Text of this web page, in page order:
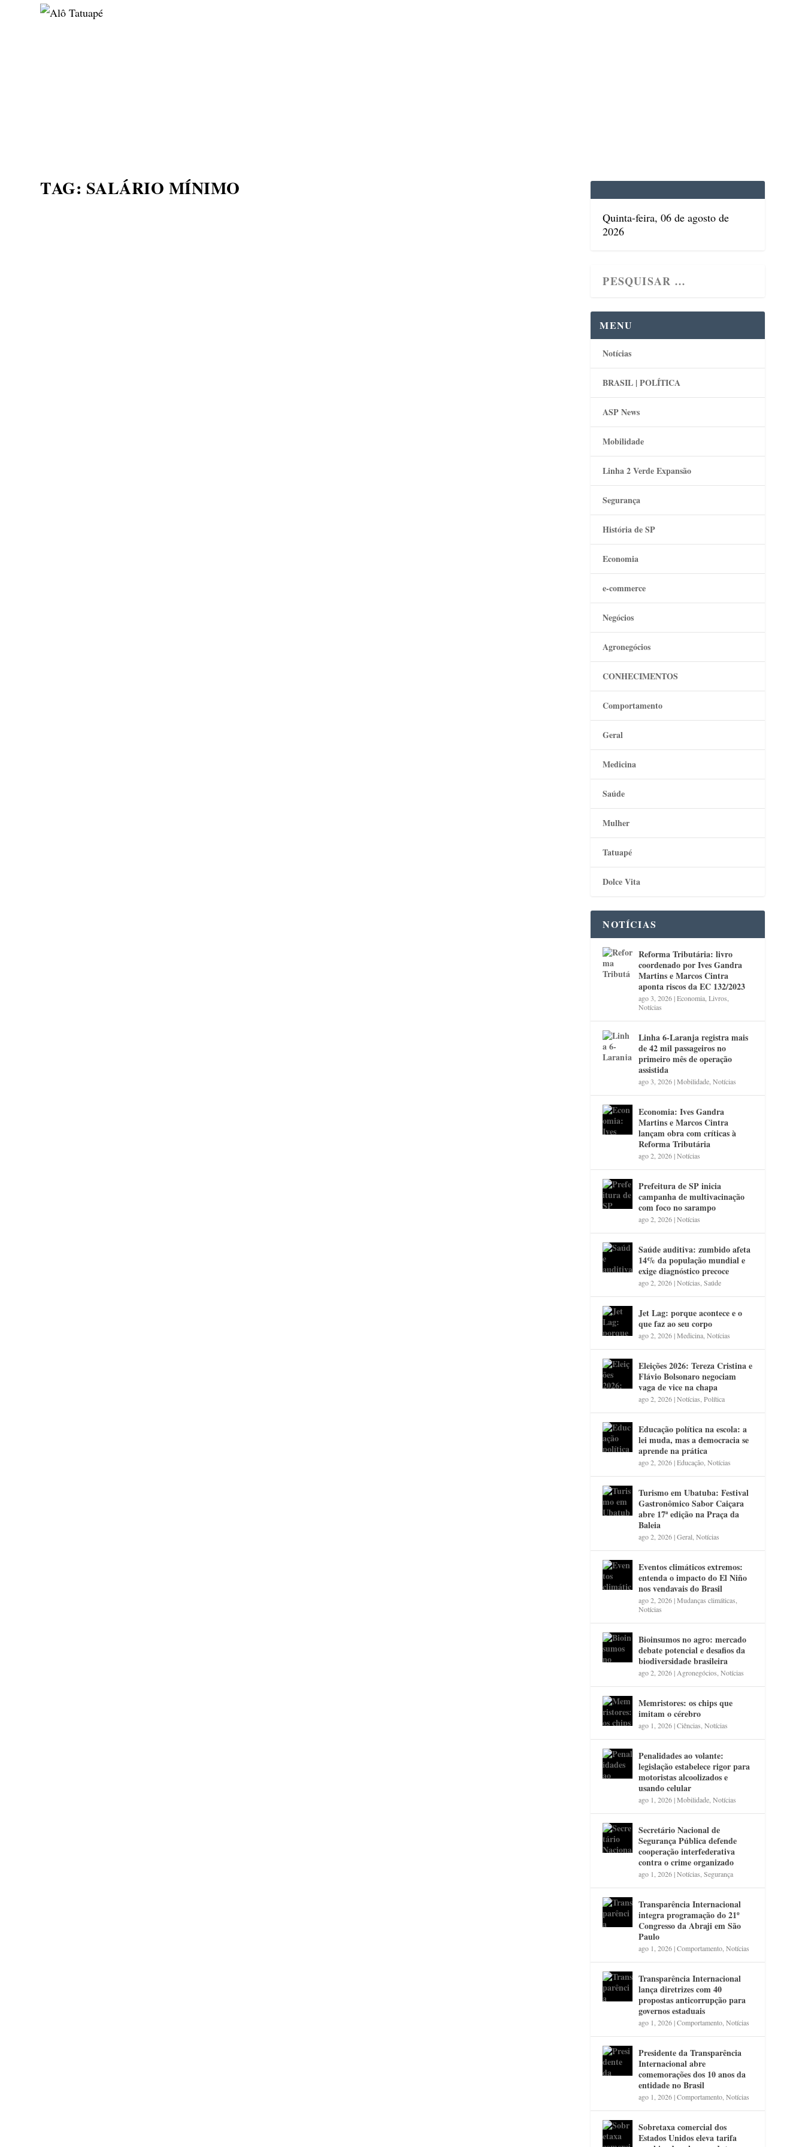
TAG: SALÁRIO MÍNIMO
Quinta-feira, 06 de agosto de
2026
MENU
Notícias
BRASIL | POLÍTICA
ASP News
Mobilidade
Linha 2 Verde Expansão
Segurança
História de SP
Economia
e-commerce
Negócios
Agronegócios
CONHECIMENTOS
Comportamento
Geral
Medicina
Saúde
Mulher
Tatuapé
Dolce Vita
NOTÍCIAS
Reforma Tributária: livro
coordenado por Ives Gandra
Martins e Marcos Cintra
aponta riscos da EC 132/2023
ago 3, 2026|Economia ,Livros
Notícias
Linha 6-Laranja registra mais
de 42 mil passageiros no
primeiro mês de operação
assistida
ago 3, 2026|Mobilidade ,Notícias
Economia: Ives Gandra
Martins e Marcos Cintra
lançam obra com críticas à
Reforma Tributária
ago 2, 2026|Notícias
Prefeitura de SP inicia
campanha de multivacinação
com foco no sarampo
ago 2, 2026|Notícias
Saúde auditiva: zumbido afeta
14% da população mundial e
exige diagnóstico precoce
ago 2, 2026|Notícias ,Saúde
Jet Lag: porque acontece e o
que faz ao seu corpo
ago 2, 2026|Medicina ,Notícias
Eleições 2026: Tereza Cristina e
Flávio Bolsonaro negociam
vaga de vice na chapa
ago 2, 2026|Notícias ,Política
Educação política na escola: a
lei muda, mas a democracia se
aprende na prática
ago 2, 2026|Educação ,Notícias
Turismo em Ubatuba: Festival
Gastronômico Sabor Caiçara
abre 17ª edição na Praça da
Baleia
ago 2, 2026|Geral ,Notícias
Eventos climáticos extremos:
entenda o impacto do El Niño
nos vendavais do Brasil
ago 2, 2026|Mudanças climáticas
Notícias
Bioinsumos no agro: mercado
debate potencial e desafios da
biodiversidade brasileira
ago 2, 2026| Agronegócios ,Notícias
Memristores: os chips que
imitam o cérebro
ago 1, 2026|Ciências ,Notícias
Penalidades ao volante:
legislação estabelece rigor para
motoristas alcoolizados e
usando celular
ago 1, 2026|Mobilidade ,Notícias
Secretário Nacional de
Segurança Pública defende
cooperação interfederativa
contra o crime organizado
ago 1, 2026|Notícias ,Segurança
Transparência Internacional
integra programação do 21º
Congresso da Abraji em São
Paulo
ago 1, 2026|Comportamento ,Notícias
Transparência Internacional
lança diretrizes com 40
propostas anticorrupção para
governos estaduais
ago 1, 2026|Comportamento ,Notícias
Presidente da Transparência
Internacional abre
comemorações dos 10 anos da
entidade no Brasil
ago 1, 2026|Comportamento ,Notícias
Sobretaxa comercial dos
Estados Unidos eleva tarifa